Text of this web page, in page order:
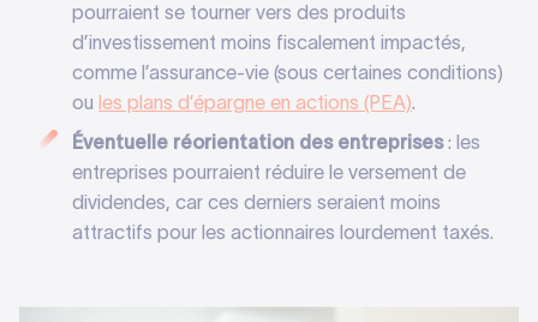
pourraient se tourner vers des produits
d’investissement moins fiscalement impactés,
comme l’assurance-vie (sous certaines conditions)
ou les plans d’épargne en actions (PEA).
Éventuelle réorientation des entreprises: les
entreprises pourraient réduire le versement de
dividendes, car ces derniers seraient moins
attractifs pour les actionnaires lourdement taxés.